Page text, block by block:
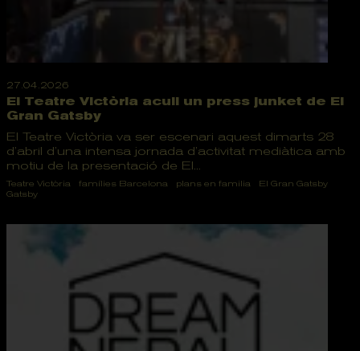
27.04.2026
El Teatre Victòria acull un press junket de El
Gran Gatsby
El Teatre Victòria va ser escenari aquest dimarts 28
d’abril d’una intensa jornada d’activitat mediàtica amb
motiu de la presentació de El...
Teatre Victòria famílies Barcelona plans en familia
El Gran Gatsby
Gatsby